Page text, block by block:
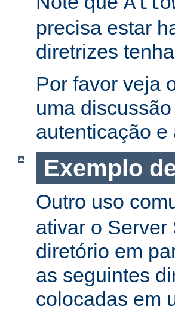
precisa estar
diretrizes
Por favor veja
uma
autenticação e
Exemplo
Outro uso
ativar o
diretório em
as seguintes
colocadas em